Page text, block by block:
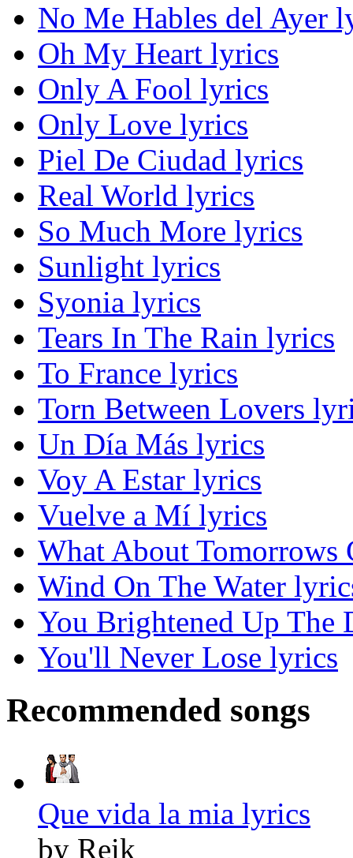
No Me Hables del Ayer
Oh My Heart lyrics
Only A Fool lyrics
Only Love lyrics
Piel De Ciudad lyrics
Real World lyrics
So Much More lyrics
Sunlight lyrics
Syonia lyrics
Tears In The Rain lyrics
To France lyrics
Torn Between Lovers
Un Día Más lyrics
Voy A Estar lyrics
Vuelve a Mí lyrics
What About Tomorrows
Wind On The Water
You Brightened Up The
You'll Never Lose lyrics
Recommended songs
Que vida la mia lyrics
by Reik